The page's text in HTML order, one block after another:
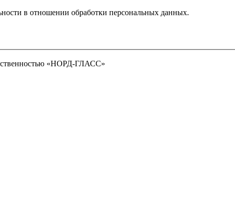
в отношении обработки персональных данных.
«НОРД-ГЛАСС»